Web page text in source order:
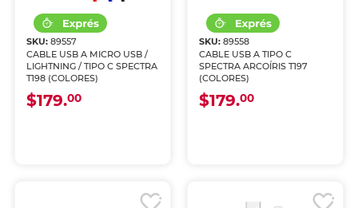
SKU:89557
CABLE USB A MICRO USB /
LIGHTNING / TIPO C SPECTRA
T198 (COLORES)
$179.00
SKU: 89558
CABLE USB A TIPO C
SPECTRA ARCOÍRIS T197
(COLORES)
$179.00